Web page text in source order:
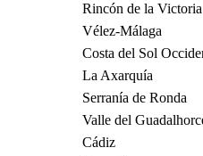
Rincón de la Victoria
Vélez-Málaga
Costa del Sol
La Axarquía
Serranía de Ronda
Valle del
Cádiz